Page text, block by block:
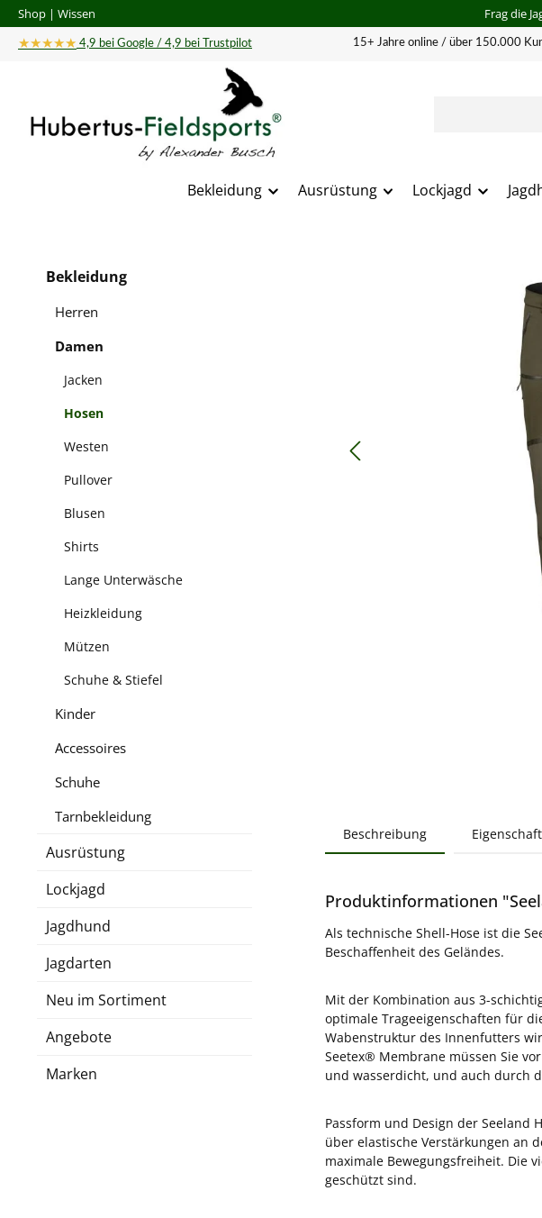
Hauptinhalt springen
Zur Suche springen
Zur Hauptnavigation springen
Shop | Wissen Frag die
★★★★★ 4,9 bei Google / 4,9 bei Trustpilot 15+ Jahre online / über 150.000
Bekleidung Ausrüstung Lockjagd
Bekleidung
Herren
Damen
Jacken
Hosen
Westen
Pullover
Blusen
Shirts
Lange Unterwäsche
Heizkleidung
Mützen
Schuhe & Stiefel
Kinder
Accessoires
Schuhe
Tarnbekleidung
Ausrüstung
Lockjagd
Jagdhund
Jagdarten
Neu im Sortiment
Angebote
Marken
Beschreibung
Produktinformationen
Als technische Shell-Hose ist die
Beschaffenheit des Geländes.
Mit der Kombination aus 3-
optimale Trageeigenschaften für
Wabenstruktur des Innenfutters
Seetex® Membrane müssen Sie
und wasserdicht, und auch durch
Passform und Design der Seeland
über elastische Verstärkungen an
maximale Bewegungsfreiheit. Die
geschützt sind.